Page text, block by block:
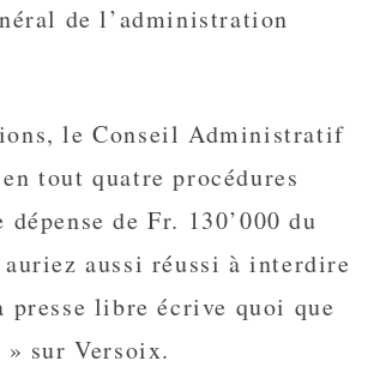
de l’administration
le Conseil Administratif
tout quatre procédures
de Fr. 130’000 du
aussi réussi à interdire
presse libre écrive quoi que
sur Versoix.